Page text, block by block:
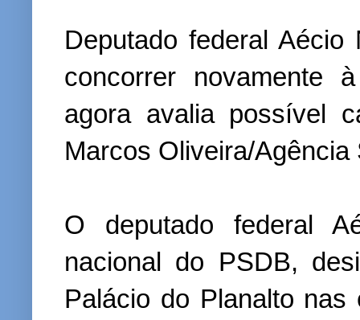
Deputado federal
concorrer novamente
agora avalia possível
Marcos Oliveira/Agência
O deputado federal
nacional do PSDB,
Palácio do Planalto